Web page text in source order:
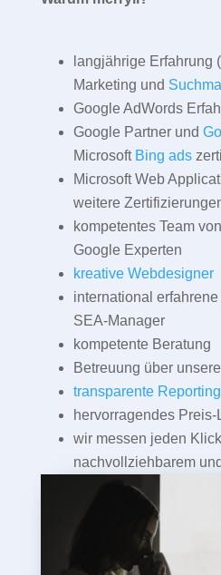
langjährige Erfahrung
Marketing und
Google AdWords
Google Partner und
Microsoft Bing ads
Microsoft Web
weitere
kompetentes Team
Google Experten
kreative Webdesigner
international
SEA-Manager
kompetente Beratung
Betreuung über
transparente
hervorragendes
wir messen jeden
nachvollziehbarem